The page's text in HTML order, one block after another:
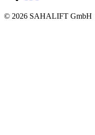
© 2026 SAHALIFT GmbH